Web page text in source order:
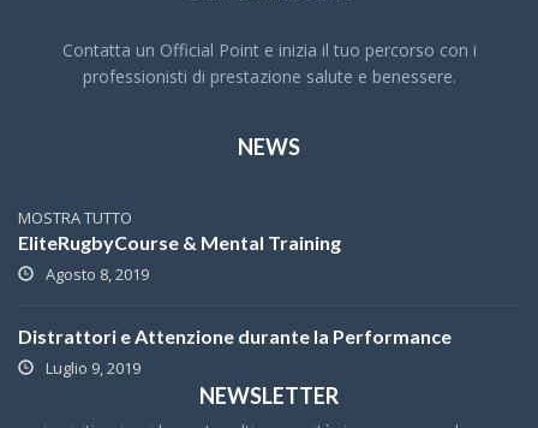
Contatta un Official Point e inizia il tuo percorso con i
professionisti di prestazione salute e benessere.
NEWS
MOSTRA TUTTO
EliteRugbyCourse & Mental Training
Agosto 8, 2019
Distrattori e Attenzione durante la Performance
Luglio 9, 2019
NEWSLETTER